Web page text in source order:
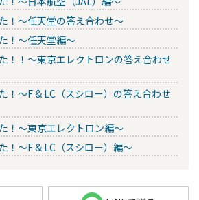
！～任天堂の答え合わせ～
！～任天堂編～
！！～東京エレクトロンの答え合わせ
！～F & LC（スシロー）の答え合わせ
！～東京エレクトロン編～
！～F & LC（スシロー）編～